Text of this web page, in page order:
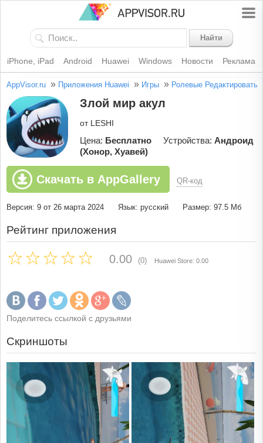
Найти
iPhone, iPad Android Huawei Windows Новости Реклама
AppVisor.ru » Приложения Huawei » Игры » Ролевые Редактировать
Злой мир акул
от LESHI
Цена: Бесплатно Устройства: Андроид
(Хонор, Хуавей)
Скачать в AppGallery QR-код
Версия: 9 от 26 марта 2024 Язык: русский Размер: 97.5 Мб
Рейтинг приложения
0.00 (0) Huawei Store: 0.00
Поделитесь ссылкой с друзьями
Скриншоты